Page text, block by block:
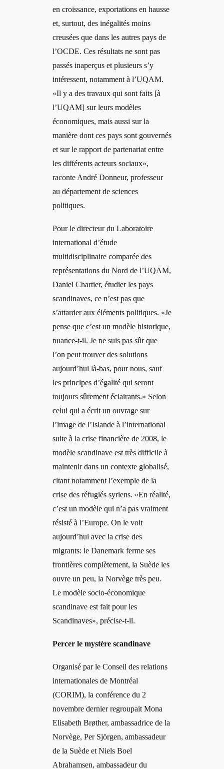
en croissance, exportations en hausse
et, surtout, des inégalités moins
creusées que dans les autres pays de
l’OCDE. Ces résultats ne sont pas
passés inaperçus et plusieurs s’y
intéressent, notamment à l’UQAM.
«Il y a des travaux qui sont faits [à
l’UQAM] sur leurs modèles
économiques, mais aussi sur la
manière dont ces pays sont gouvernés
et sur le rapport de partenariat entre
les différents acteurs sociaux»,
raconte André Donneur, professeur
au département de sciences
politiques.
Pour le directeur du Laboratoire
international d’étude
multidisciplinaire comparée des
représentations du Nord de l’UQAM,
Daniel Chartier, étudier les pays
scandinaves, ce n’est pas que
s’attarder aux éléments politiques. «Je
pense que c’est un modèle historique,
nuance-t-il. Je ne suis pas sûr que
l’on peut trouver des solutions
aujourd’hui là-bas, pour nous, sauf
les principes d’égalité qui seront
toujours sûrement éclairants.» Selon
celui qui a écrit un ouvrage sur
l’image de l’Islande à l’international
suite à la crise financière de 2008, le
modèle scandinave est très difficile à
maintenir dans un contexte globalisé,
citant notamment l’exemple de la
crise des réfugiés syriens. «En réalité,
c’est un modèle qui n’a pas vraiment
résisté à l’Europe. On le voit
aujourd’hui avec la crise des
migrants: le Danemark ferme ses
frontières complètement, la Suède les
ouvre un peu, la Norvège très peu.
Le modèle socio-économique
scandinave est fait pour les
Scandinaves», précise-t-il.
Percer le mystère scandinave
Organisé par le Conseil des relations
internationales de Montréal
(CORIM), la conférence du 2
novembre dernier regroupait Mona
Elisabeth Brøther, ambassadrice de la
Norvège, Per Sjörgen, ambassadeur
de la Suède et Niels Boel
Abrahamsen, ambassadeur du